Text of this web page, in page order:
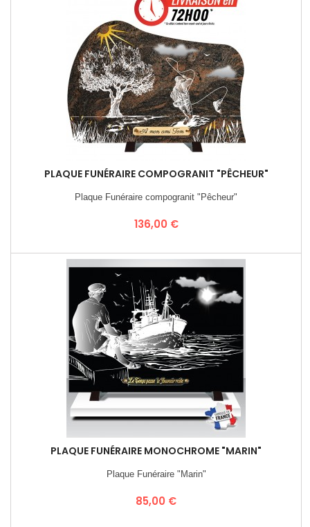
PLAQUE FUNÉRAIRE COMPOGRANIT "PÊCHEUR"
Plaque Funéraire compogranit "Pêcheur"
Prix
136,00 €
PLAQUE FUNÉRAIRE MONOCHROME "MARIN"
Plaque Funéraire "Marin"
Prix
85,00 €